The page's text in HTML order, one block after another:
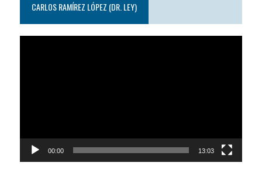
CARLOS RAMÍREZ LÓPEZ (DR. LEY)
00:00 13:03